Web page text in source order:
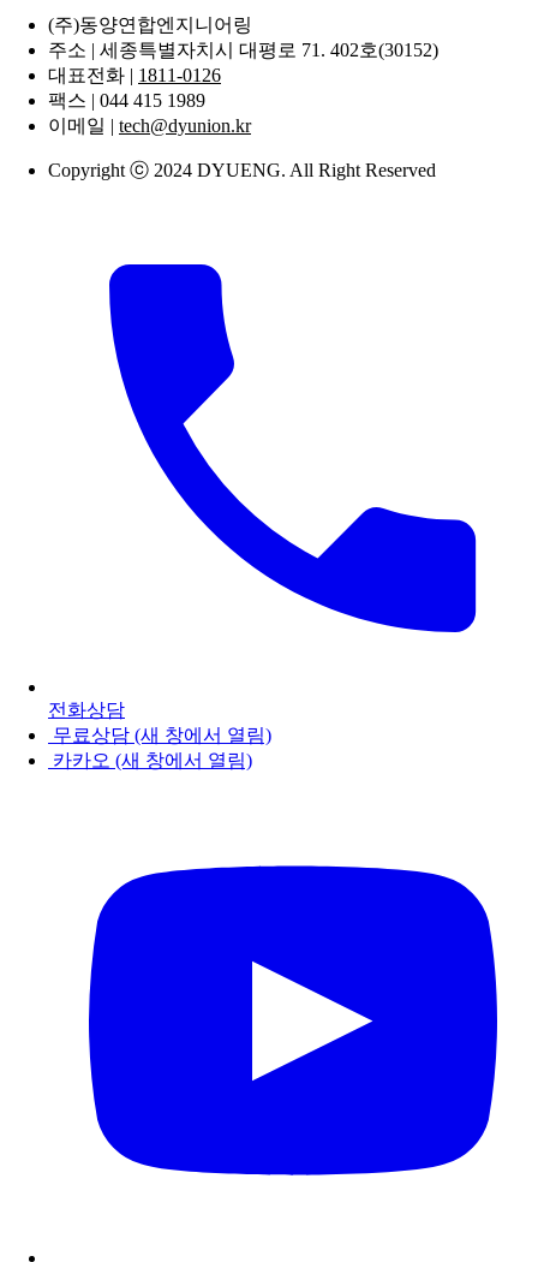
(주)동양연합엔지니어링
주소 | 세종특별자치시 대평로 71. 402호(30152)
대표전화 | 1811-0126
팩스 | 044 415 1989
이메일 | tech@dyunion.kr
Copyright ⓒ 2024 DYUENG. All Right Reserved
전화상담
무료상담 (새 창에서 열림)
카카오 (새 창에서 열림)